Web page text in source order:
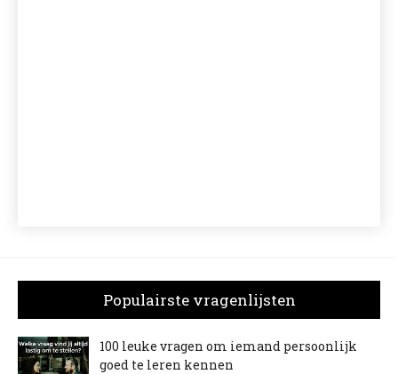
Populairste vragenlijsten
100 leuke vragen om iemand persoonlijk
goed te leren kennen